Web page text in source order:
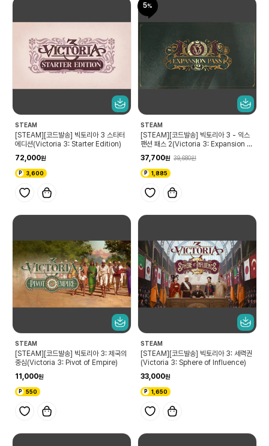
STEAM
[STEAM][코드발송] 빅토리아 3 스타터
에디션(Victoria 3: Starter Edition)
72,000
3,600
5
STEAM
[STEAM][코드발송] 빅토리아 3 - 익스
팬션 패스 2(Victoria 3: Expansion P
37,700 39,680
1,885
STEAM
[STEAM][코드발송] 빅토리아 3: 제국의
중심(Victoria 3: Pivot of Empire)
11,000
550
STEAM
[STEAM][코드발송] 빅토리아 3: 세력권
(Victoria 3: Sphere of Influence)
33,000
1,650